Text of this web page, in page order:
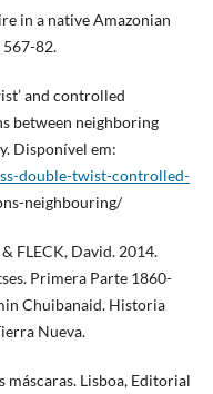
in a native Amazonian
567-82.
and controlled
between neighboring
Disponível em:
double-twist-controlled-
neighbouring/
FLECK, David. 2014.
Primera Parte 1860-
Chuibanaid. Historia
Nueva.
máscaras. Lisboa, Editorial